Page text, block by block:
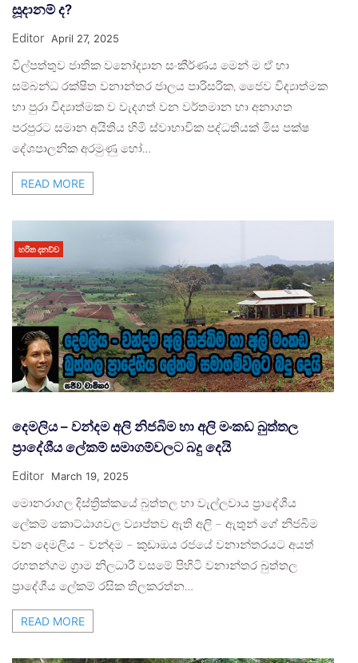
සූදානම් ද?
Editor April 27, 2025
විල්පත්තුව ජාතික වනෝද්‍යාන සංකීර්ණය මෙන් ම ඒ හා
සම්බන්ධ රක්ෂිත වනාන්තර ජාලය පාරිසරික, ජෛව විද්‍යාත්මක
හා පුරා විද්‍යාත්මක ව වැදගත් වන වර්තමාන හා අනාගත
පරපුරට සමාන අයිතිය හිමි ස්වාභාවික පද්ධතියක් මිස පක්ෂ
දේශපාලනික අරමුණු හෝ…
READ MORE
හරිත දනව්ව
දෙමලිය – වන්දම අලි නිජබිම හා අලි මංකඩ බුත්තල
ප්‍රාදේශීය ලේකම් සමාගම්වලට බදු දෙයි
Editor March 19, 2025
මොනරාගල දිස්ත්‍රික්කයේ බුත්තල හා වැල්ලවාය ප්‍රාදේශීය
ලේකම් කොට්ඨාශවල ව්‍යාප්තව ඇති අලි – ඇතුන් ගේ නිජබිම
වන දෙමලිය – වන්දම – කුඩාඔය රජයේ වනාන්තරයට අයත්
රහතන්ගම ග්‍රාම නිලධාරී වසමේ පිහිටි වනාන්තර බුත්තල
ප්‍රාදේශීය ලේකම් රසික තිලකරත්න…
READ MORE